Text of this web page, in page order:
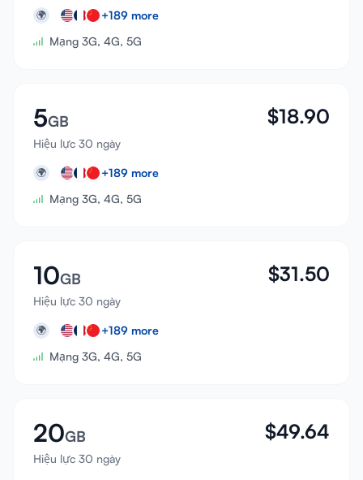
🌍 +189 more
Mạng 3G, 4G, 5G
5GB
Hiệu lực 30 ngày
$18.90
🌍 +189 more
Mạng 3G, 4G, 5G
10GB
Hiệu lực 30 ngày
$31.50
🌍 +189 more
Mạng 3G, 4G, 5G
20GB
Hiệu lực 30 ngày
$49.64